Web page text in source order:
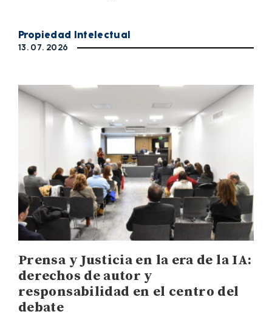
Propiedad Intelectual
13. 07. 2026
Prensa y Justicia en la era de la IA:
derechos de autor y
responsabilidad en el centro del
debate